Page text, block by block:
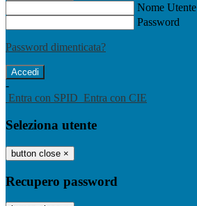
Nome Utente
Password
Password dimenticata?
-
Entra con SPID Entra con CIE
Seleziona utente
button close ×
Recupero password